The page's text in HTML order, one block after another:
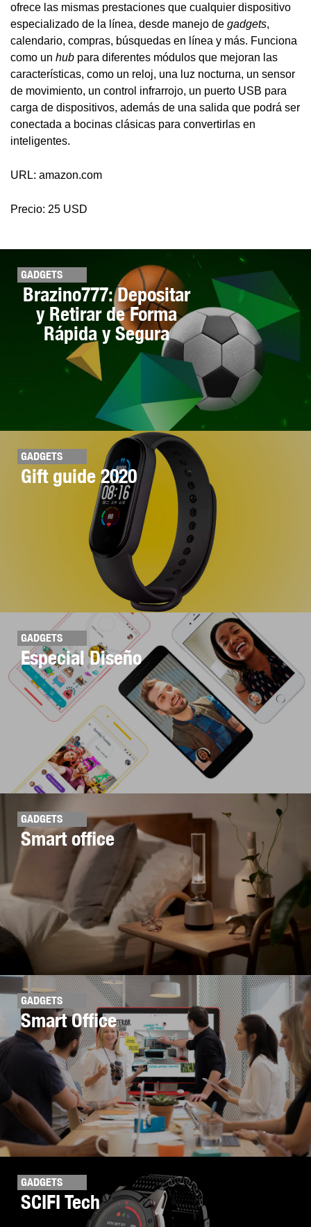
ofrece las mismas prestaciones que cualquier dispositivo
especializado de la línea, desde manejo de gadgets,
calendario, compras, búsquedas en línea y más. Funciona
como un hub para diferentes módulos que mejoran las
características, como un reloj, una luz nocturna, un sensor
de movimiento, un control infrarrojo, un puerto USB para
carga de dispositivos, además de una salida que podrá ser
conectada a bocinas clásicas para convertirlas en
inteligentes.
URL: amazon.com
Precio: 25 USD
GADGETS
Brazino777: Depositar
y Retirar de Forma
Rápida y Segura
GADGETS
Gift guide 2020
GADGETS
Especial Diseño
GADGETS
Smart office
GADGETS
Smart Office
GADGETS
SCIFI Tech